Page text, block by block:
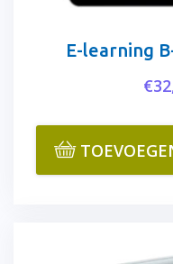
E-learning
€